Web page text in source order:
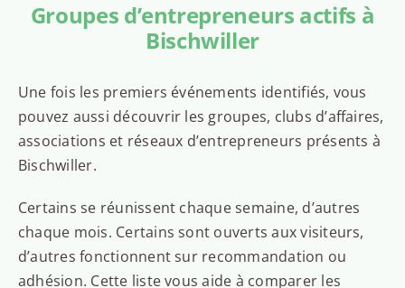
Groupes d’entrepreneurs actifs à
Bischwiller
Une fois les premiers événements identifiés, vous
pouvez aussi découvrir les groupes, clubs d’affaires,
associations et réseaux d’entrepreneurs présents à
Bischwiller.
Certains se réunissent chaque semaine, d’autres
chaque mois. Certains sont ouverts aux visiteurs,
d’autres fonctionnent sur recommandation ou
adhésion. Cette liste vous aide à comparer les